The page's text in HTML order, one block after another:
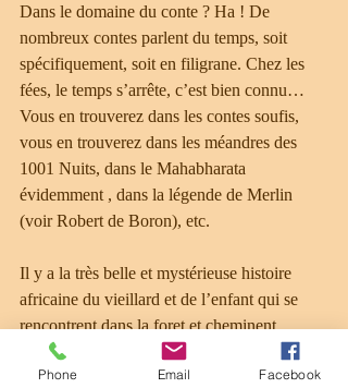
Dans le domaine du conte ? Ha ! De
nombreux contes parlent du temps, soit
spécifiquement, soit en filigrane. Chez les
fées, le temps s’arrête, c’est bien connu…
Vous en trouverez dans les contes soufis,
vous en trouverez dans les méandres des
1001 Nuits, dans le Mahabharata
évidemment , dans la légende de Merlin
(voir Robert de Boron), etc.
Il y a la très belle et mystérieuse histoire
africaine du vieillard et de l’enfant qui se
rencontrent dans la foret et cheminent
ensemble pour retrouver leur village, Il y a
celle, irlandaise, de l’homme qui ne
Phone Email Facebook